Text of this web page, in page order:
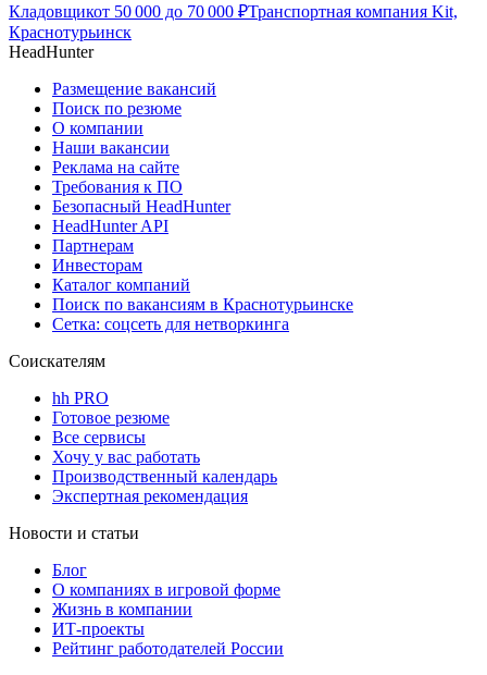
Кладовщикот 50 000 до 70 000 ₽Транспортная компания Kit,
Краснотурьинск
HeadHunter
Размещение вакансий
Поиск по резюме
О компании
Наши вакансии
Реклама на сайте
Требования к ПО
Безопасный HeadHunter
HeadHunter API
Партнерам
Инвесторам
Каталог компаний
Поиск по вакансиям в Краснотурьинске
Сетка: соцсеть для нетворкинга
Соискателям
hh PRO
Готовое резюме
Все сервисы
Хочу у вас работать
Производственный календарь
Экспертная рекомендация
Новости и статьи
Блог
О компаниях в игровой форме
Жизнь в компании
ИТ-проекты
Рейтинг работодателей России